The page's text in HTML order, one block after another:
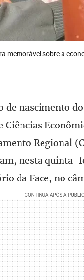
memorável sobre a
de nascimento
Regional
nesta
da Face, no